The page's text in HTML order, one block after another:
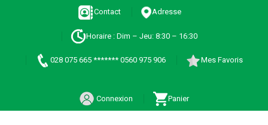
Contact Adresse
Horaire : Dim – Jeu: 8:30 – 16:30
028 075 665 ******* 0560 975 906 Mes Favoris
Connexion Panier